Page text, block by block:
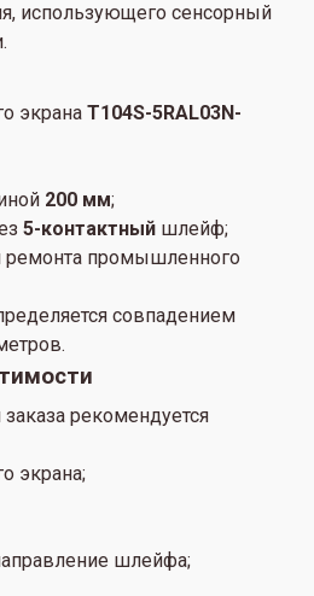
использующего сенсорный
экрана T104S-5RAL03N-
200 мм;
5-контактныйшлейф;
ремонта промышленного
совпадением
рекомендуется
экрана;
шлейфа;